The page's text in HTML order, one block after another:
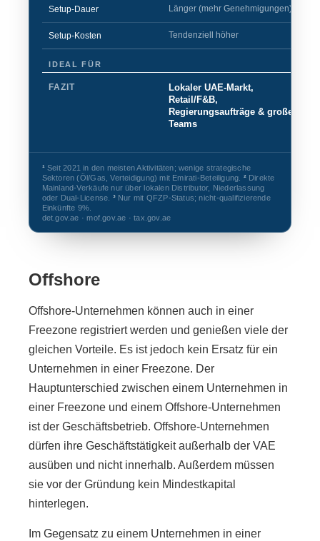
Setup-Dauer Länger (mehr Genehmigungen)
Setup-Kosten Tendenziell höher
IDEAL FÜR
FAZIT
Lokaler UAE-Markt,
Retail/F&B,
Regierungsaufträge & große
Teams
¹Seit 2021 in den meisten Aktivitäten; wenige strategische
Sektoren (Öl/Gas, Verteidigung) mit Emirati-Beteiligung. ²Direkte
Mainland-Verkäufe nur über lokalen Distributor, Niederlassung
oder Dual-License. ³Nur mit QFZP-Status; nicht-qualifizierende
Einkünfte 9%.
det.gov.ae · mof.gov.ae · tax.gov.ae
Offshore
Offshore-Unternehmen können auch in einer
Freezone registriert werden und genießen viele der
gleichen Vorteile. Es ist jedoch kein Ersatz für ein
Unternehmen in einer Freezone. Der
Hauptunterschied zwischen einem Unternehmen in
einer Freezone und einem Offshore-Unternehmen
ist der Geschäftsbetrieb. Offshore-Unternehmen
dürfen ihre Geschäftstätigkeit außerhalb der VAE
ausüben und nicht innerhalb. Außerdem müssen
sie vor der Gründung kein Mindestkapital
hinterlegen.
Im Gegensatz zu einem Unternehmen in einer